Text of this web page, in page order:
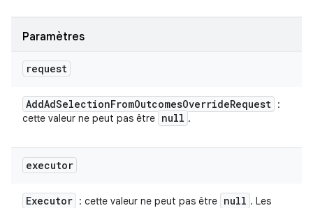
Paramètres
request
AddAdSelectionFromOutcomesOverrideRequest :
cette valeur ne peut pas être null .
executor
Executor : cette valeur ne peut pas être null . Les